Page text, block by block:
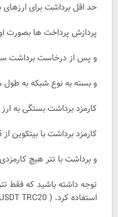
حد اقل برداشت برای ارزهای
پردازش پرداخت ها بصورت
و پس از درخاست برداشت
و بسته به نوع شبکه به طول
کارمزد برداشت بستگی به
کارمزد برداشت‌ با بیتکوین از 0.5 دلار تا 1.5دلار متغیر است.
و برداشت با تتر هیچ
توجه داشته باشید که فقط
استفاده کرد. ( USDT TRC20)